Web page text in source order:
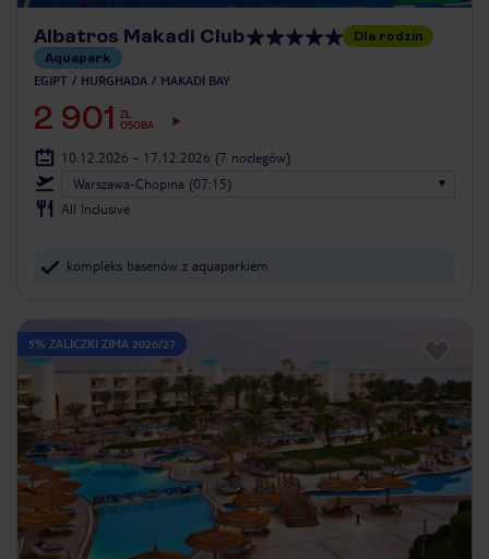
Albatros Makadi Club
Dla rodzin
Aquapark
EGIPT HURGHADA MAKADI BAY
2 901
ZŁ
OSOBA
10.12.2026 - 17.12.2026 (7 noclegów)
Warszawa-Chopina (07:15)
All Inclusive
kompleks basenów z aquaparkiem
5% ZALICZKI ZIMA 2026/27